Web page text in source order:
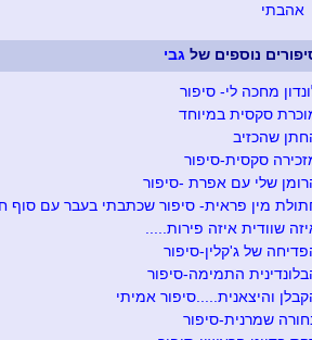
אהבתי
נוספים של גבי
מחכה לי- סיפור
סקסית במיוחד
שהכזיב
סקסית-סיפור
שלי עם אפרת -סיפור
מין פראית- סיפור שכתבתי בעבר עם סוף
שוודית איזה פירות.....
של ג'קלין-סיפור
התמימה-סיפור
והיצאנית.....סיפור אמיתי
שמרנית-סיפור